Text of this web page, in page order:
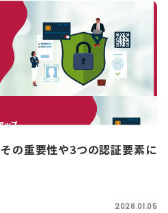
の重要性や3つの認証要素に
2026.01.05